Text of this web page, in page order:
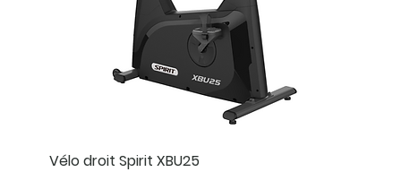
Vélo droit Spirit XBU25